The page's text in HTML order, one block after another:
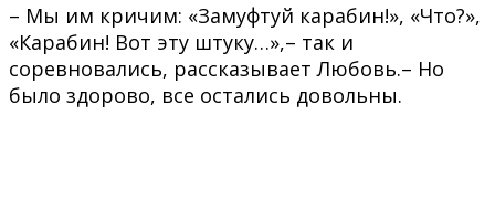
– Мы им кричим: «Замуфтуй карабин!», «Что?»,
«Карабин! Вот эту штуку…»,– так и
соревновались, рассказывает Любовь.– Но
было здорово, все остались довольны.